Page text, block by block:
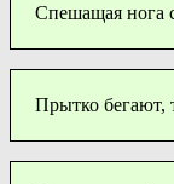
Спешащая нога
Прытко бегают,